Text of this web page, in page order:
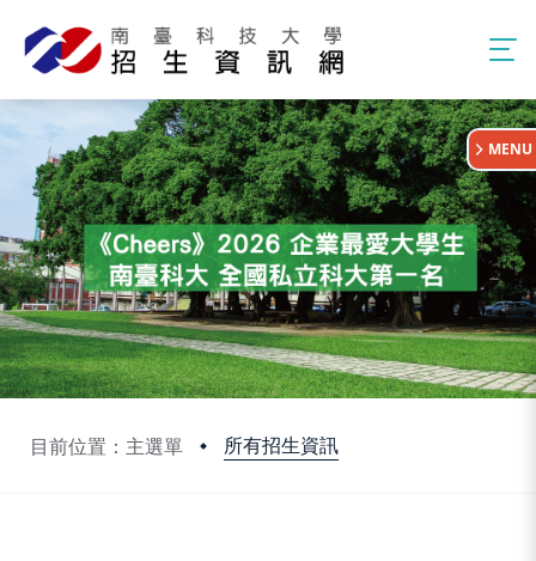
目前位置：主選單 所有招生資訊
:::
MENU